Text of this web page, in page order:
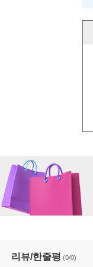
리뷰/한줄평 (0/0)